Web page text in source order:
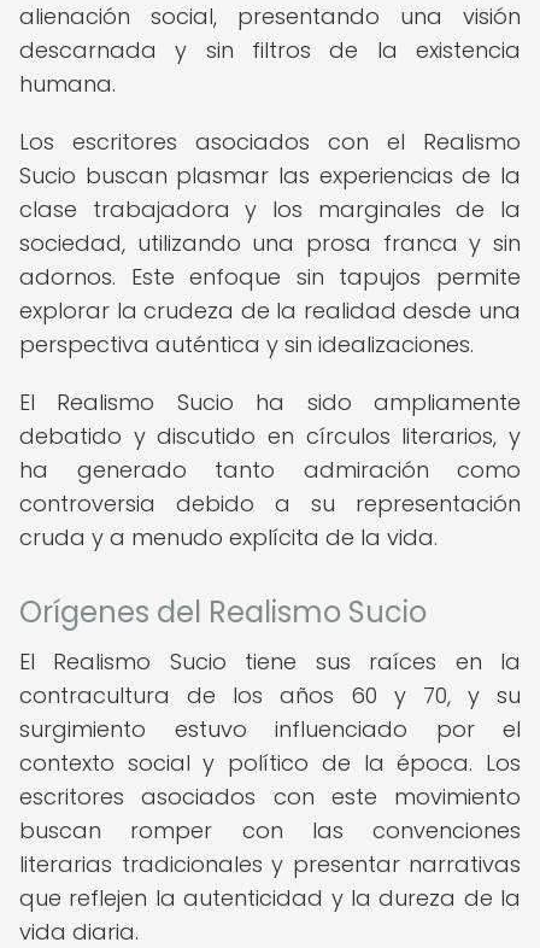
alienación social, presentando una visión
descarnada y sin filtros de la existencia
humana.
Los escritores asociados con el Realismo
Sucio buscan plasmar las experiencias de la
clase trabajadora y los marginales de la
sociedad, utilizando una prosa franca y sin
adornos. Este enfoque sin tapujos permite
explorar la crudeza de la realidad desde una
perspectiva auténtica y sin idealizaciones.
El Realismo Sucio ha sido ampliamente
debatido y discutido en círculos literarios, y
ha generado tanto admiración como
controversia debido a su representación
cruda y a menudo explícita de la vida.
Orígenes del Realismo Sucio
El Realismo Sucio tiene sus raíces en la
contracultura de los años 60 y 70, y su
surgimiento estuvo influenciado por el
contexto social y político de la época. Los
escritores asociados con este movimiento
buscan romper con las convenciones
literarias tradicionales y presentar narrativas
que reflejen la autenticidad y la dureza de la
vida diaria.